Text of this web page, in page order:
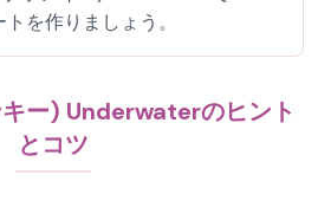
を作りましょう。
ー) Underwaterのヒント
とコツ